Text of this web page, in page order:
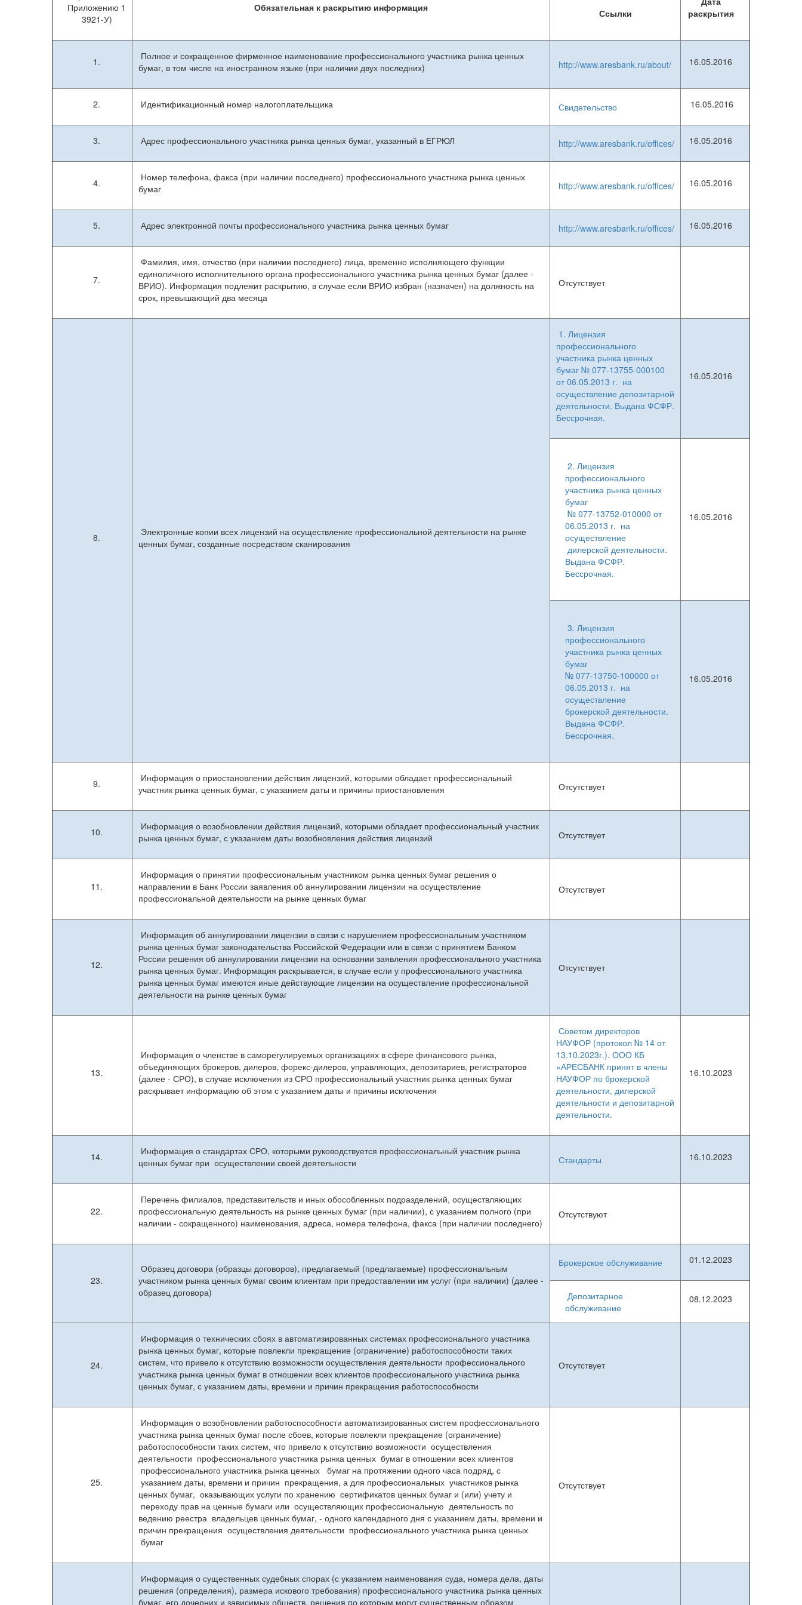
рынка ценных бумаг 3921-У
Приложению 1
3921-У)
Обязательная к раскрытию информация Ссылки
раскрытия
1.
Полное и сокращенное фирменное наименование профессионального участника рынка ценных
бумаг, в том числе на иностранном языке (при наличии двух последних)
http://www.aresbank.ru/about/ 16.05.2016
2. Идентификационный номер налогоплательщика Свидетельство 16.05.2016
3. Адрес профессионального участника рынка ценных бумаг, указанный в ЕГРЮЛ http://www.aresbank.ru/offices/ 16.05.2016
4.
Номер телефона, факса (при наличии последнего) профессионального участника рынка ценных
бумаг
http://www.aresbank.ru/offices/ 16.05.2016
5. Адрес электронной почты профессионального участника рынка ценных бумаг http://www.aresbank.ru/offices/ 16.05.2016
7.
Фамилия, имя, отчество (при наличии последнего) лица, временно исполняющего функции
единоличного исполнительного органа профессионального участника рынка ценных бумаг (далее -
ВРИО). Информация подлежит раскрытию, в случае если ВРИО избран (назначен) на должность на
срок, превышающий два месяца
Отсутствует
8.
Электронные копии всех лицензий на осуществление профессиональной деятельности на рынке
ценных бумаг, созданные посредством сканирования
1. Лицензия
профессионального
участника рынка ценных
бумаг № 077-13755-000100
от 06.05.2013 г. на
осуществление депозитарной
деятельности. Выдана ФСФР.
Бессрочная.
16.05.2016
2. Лицензия
профессионального
участника рынка ценных
бумаг
№ 077-13752-010000 от
06.05.2013 г. на
осуществление
дилерской деятельности.
Выдана ФСФР.
Бессрочная.
16.05.2016
3. Лицензия
профессионального
участника рынка ценных
бумаг
№ 077-13750-100000 от
06.05.2013 г. на
осуществление
брокерской деятельности.
Выдана ФСФР.
Бессрочная.
16.05.2016
9.
Информация о приостановлении действия лицензий, которыми обладает профессиональный
участник рынка ценных бумаг, с указанием даты и причины приостановления
Отсутствует
10.
Информация о возобновлении действия лицензий, которыми обладает профессиональный участник
рынка ценных бумаг, с указанием даты возобновления действия лицензий
Отсутствует
11.
Информация о принятии профессиональным участником рынка ценных бумаг решения о
направлении в Банк России заявления об аннулировании лицензии на осуществление
профессиональной деятельности на рынке ценных бумаг
Отсутствует
12.
Информация об аннулировании лицензии в связи с нарушением профессиональным участником
рынка ценных бумаг законодательства Российской Федерации или в связи с принятием Банком
России решения об аннулировании лицензии на основании заявления профессионального участника
рынка ценных бумаг. Информация раскрывается, в случае если у профессионального участника
рынка ценных бумаг имеются иные действующие лицензии на осуществление профессиональной
деятельности на рынке ценных бумаг
Отсутствует
13.
Информация о членстве в саморегулируемых организациях в сфере финансового рынка,
объединяющих брокеров, дилеров, форекс-дилеров, управляющих, депозитариев, регистраторов
(далее - СРО), в случае исключения из СРО профессиональный участник рынка ценных бумаг
раскрывает информацию об этом с указанием даты и причины исключения
Советом директоров
НАУФОР (протокол № 14 от
13.10.2023г.). ООО КБ
«АРЕСБАНК принят в члены
НАУФОР по брокерской
деятельности, дилерской
деятельности и депозитарной
деятельности.
16.10.2023
14.
Информация о стандартах СРО, которыми руководствуется профессиональный участник рынка
ценных бумаг при осуществлении своей деятельности
Стандарты 16.10.2023
22.
Перечень филиалов, представительств и иных обособленных подразделений, осуществляющих
профессиональную деятельность на рынке ценных бумаг (при наличии), с указанием полного (при
наличии - сокращенного) наименования, адреса, номера телефона, факса (при наличии последнего)
Отсутствуют
23.
Образец договора (образцы договоров), предлагаемый (предлагаемые) профессиональным
участником рынка ценных бумаг своим клиентам при предоставлении им услуг (при наличии) (далее -
образец договора)
Брокерское обслуживание 01.12.2023
Депозитарное
обслуживание
08.12.2023
24.
Информация о технических сбоях в автоматизированных системах профессионального участника
рынка ценных бумаг, которые повлекли прекращение (ограничение) работоспособности таких
систем, что привело к отсутствию возможности осуществления деятельности профессионального
участника рынка ценных бумаг в отношении всех клиентов профессионального участника рынка
ценных бумаг, с указанием даты, времени и причин прекращения работоспособности
Отсутствует
25.
Информация о возобновлении работоспособности автоматизированных систем профессионального
участника рынка ценных бумаг после сбоев, которые повлекли прекращение (ограничение)
работоспособности таких систем, что привело к отсутствию возможности осуществления
деятельности профессионального участника рынка ценных бумаг в отношении всех клиентов
профессионального участника рынка ценных бумаг на протяжении одного часа подряд, с
указанием даты, времени и причин прекращения, а для профессиональных участников рынка
ценных бумаг, оказывающих услуги по хранению сертификатов ценных бумаг и (или) учету и
переходу прав на ценные бумаги или осуществляющих профессиональную деятельность по
ведению реестра владельцев ценных бумаг, - одного календарного дня с указанием даты, времени и
причин прекращения осуществления деятельности профессионального участника рынка ценных
бумаг
Отсутствует
Информация о существенных судебных спорах (с указанием наименования суда, номера дела, даты
решения (определения), размера искового требования) профессионального участника рынка ценных
бумаг, его дочерних и зависимых обществ, решения по которым могут существенным образом